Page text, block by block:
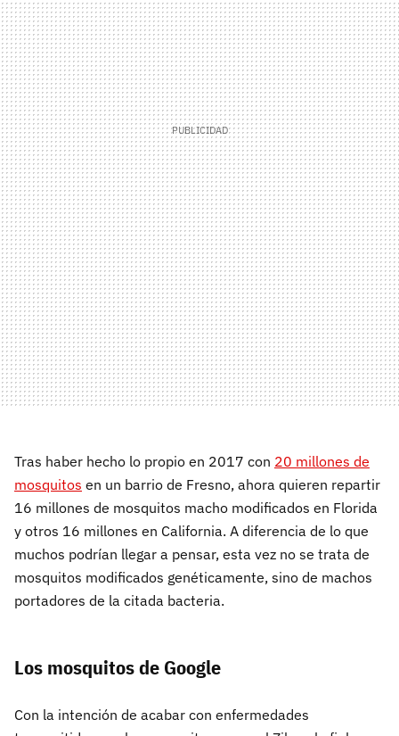
Tras haber hecho lo propio en 2017 con 20 millones de
mosquitos en un barrio de Fresno, ahora quieren repartir
16 millones de mosquitos macho modificados en Florida
y otros 16 millones en California. A diferencia de lo que
muchos podrían llegar a pensar, esta vez no se trata de
mosquitos modificados genéticamente, sino de machos
portadores de la citada bacteria.
Los mosquitos de Google
Con la intención de acabar con enfermedades